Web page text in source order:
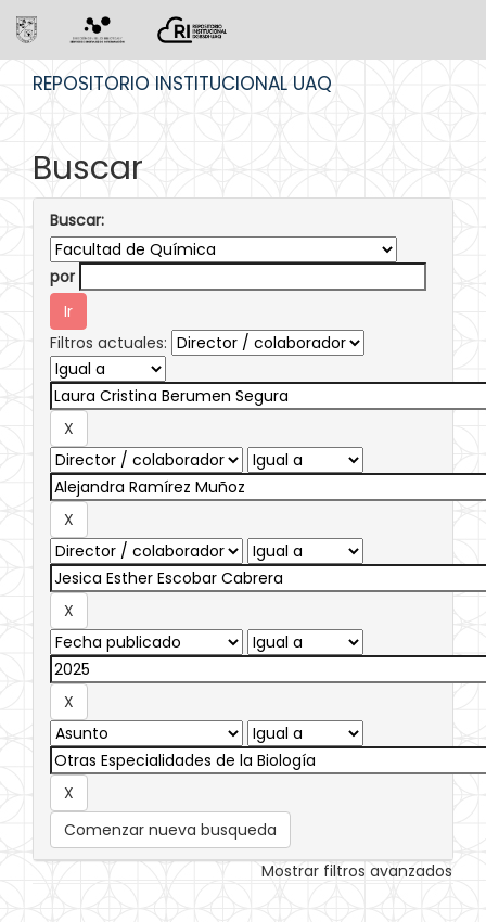
REPOSITORIO INSTITUCIONAL UAQ
Buscar
Buscar:
por
Filtros actuales:
Comenzar nueva busqueda
Mostrar filtros avanzados